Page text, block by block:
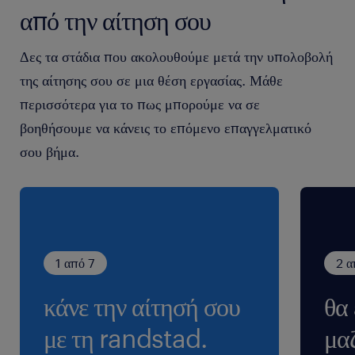
επικοινωνούμε μόνο με τους/τις υποψηφίους/ες που
ανταποκρίνονται στις απαιτήσεις της θέσης προς στελέχωση
προκειμένου να οριστεί συνάντηση για συνέντευξη. Όλες οι
αιτήσεις θεωρούνται απόλυτα εμπιστευτικές.
από την αίτηση σου
Δες τα στάδια που ακολουθούμε μετά την υπολοβολή
της αίτησης σου σε μια θέση εργασίας. Μάθε
περισσότερα για το πως μπορούμε να σε
βοηθήσουμε να κάνεις το επόμενο επαγγελματικό
σου βήμα.
1 από 7
κάνε την αίτησή σου
με τη randstad.
2
θα